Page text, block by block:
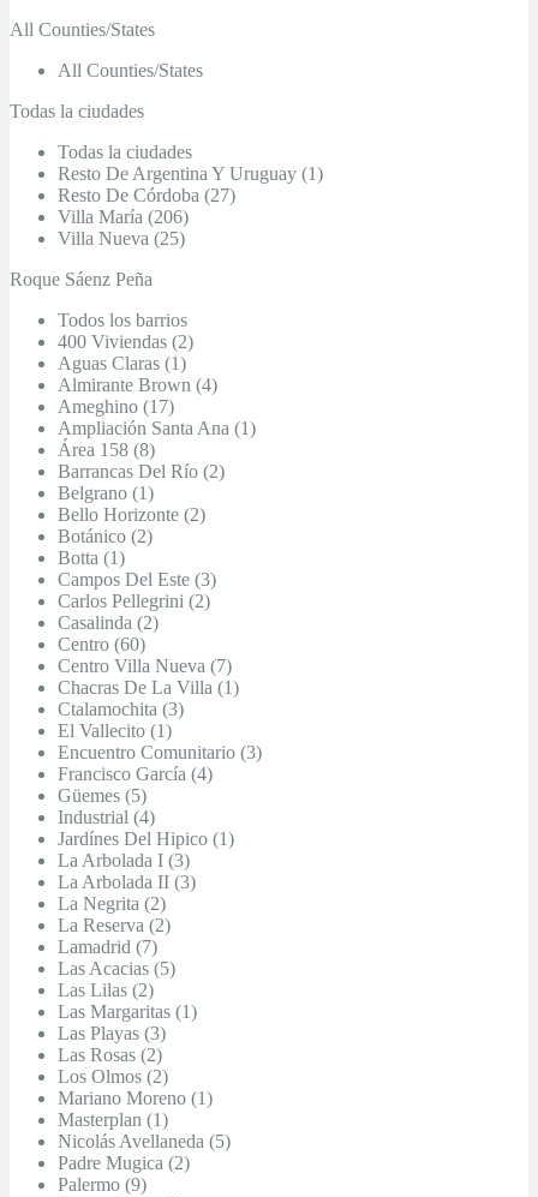
All Counties/States
All Counties/States
Todas la ciudades
Todas la ciudades
Resto De Argentina Y Uruguay (1)
Resto De Córdoba (27)
Villa María (206)
Villa Nueva (25)
Roque Sáenz Peña
Todos los barrios
400 Viviendas (2)
Aguas Claras (1)
Almirante Brown (4)
Ameghino (17)
Ampliación Santa Ana (1)
Área 158 (8)
Barrancas Del Río (2)
Belgrano (1)
Bello Horizonte (2)
Botánico (2)
Botta (1)
Campos Del Este (3)
Carlos Pellegrini (2)
Casalinda (2)
Centro (60)
Centro Villa Nueva (7)
Chacras De La Villa (1)
Ctalamochita (3)
El Vallecito (1)
Encuentro Comunitario (3)
Francisco García (4)
Güemes (5)
Industrial (4)
Jardínes Del Hipico (1)
La Arbolada I (3)
La Arbolada II (3)
La Negrita (2)
La Reserva (2)
Lamadrid (7)
Las Acacias (5)
Las Lilas (2)
Las Margaritas (1)
Las Playas (3)
Las Rosas (2)
Los Olmos (2)
Mariano Moreno (1)
Masterplan (1)
Nicolás Avellaneda (5)
Padre Mugica (2)
Palermo (9)